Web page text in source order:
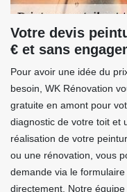
Votre devis
€ et sans
Pour avoir une idée du
besoin, WK Rénovation
gratuite en amont pour
diagnostic de votre toit et
réalisation de votre
ou une rénovation, vous
demande via le
directement. Notre équipe